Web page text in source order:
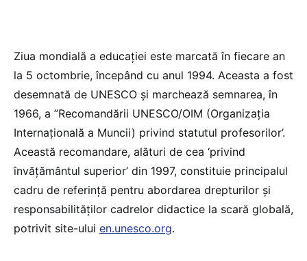
Ziua mondială a educaţiei este marcată în fiecare an
la 5 octombrie, începând cu anul 1994. Aceasta a fost
desemnată de UNESCO şi marchează semnarea, în
1966, a ”Recomandării UNESCO/OIM (Organizaţia
Internaţională a Muncii) privind statutul profesorilor’.
Această recomandare, alături de cea ‘privind
învăţământul superior’ din 1997, constituie principalul
cadru de referinţă pentru abordarea drepturilor şi
responsabilităţilor cadrelor didactice la scară globală,
potrivit site-ului en.unesco.org.